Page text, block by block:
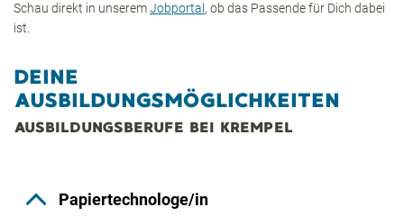
Schau direkt in unseremJobportal , ob das Passende für Dich dabei
ist.
DEINE
AUSBILDUNGSMÖGLICHKEITEN
AUSBILDUNGSBERUFE BEI KREMPEL
Papiertechnologe/in